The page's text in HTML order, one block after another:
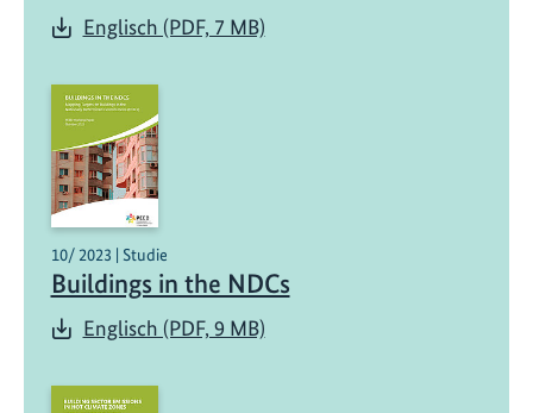
Englisch (PDF, 7 MB)
10/ 2023 | Studie
Buildings in the NDCs
Englisch (PDF, 9 MB)